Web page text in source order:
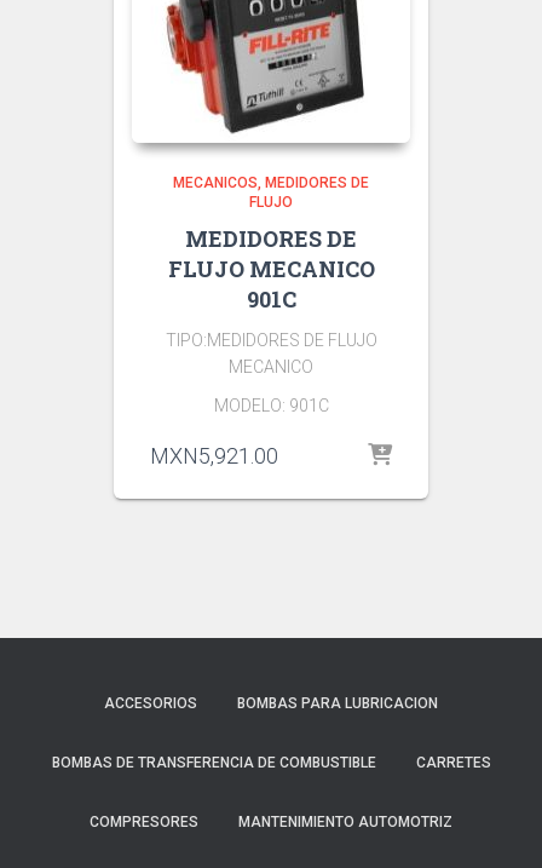
MECANICOS
MEDIDORES DE
FLUJO
MEDIDORES DE
FLUJO MECANICO
901C
TIPO:MEDIDORES DE FLUJO
MECANICO
MODELO: 901C
MXN5,921.00
ACCESORIOS BOMBAS PARA LUBRICACION
BOMBAS DE TRANSFERENCIA DE COMBUSTIBLE CARRETES
COMPRESORES MANTENIMIENTO AUTOMOTRIZ